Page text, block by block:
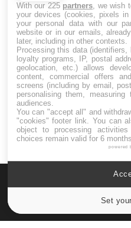
globules
graves
Maladie de
With our 225 partners , we wish
your devices (cookies, pixels
your personal data with our
website or in our emails,
later, including in other contexts.
Processing this data (identifiers,
loyalty programs, IP, postal
geolocation, etc.) allows
content, commercial offers
screens (including by email,
personalising them,
audiences.
You can "accept all" and
"cookies" footer link . You can
object to processing
choices remain valid for 6 months.
powered
Set